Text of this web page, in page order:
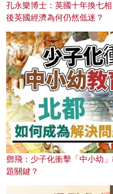
孔永樂博士：英國十年換七
後英國經濟為何仍然低迷？
鄧飛：少子化衝擊「中小幼
題關鍵？